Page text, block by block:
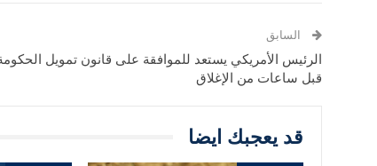
السابق
الرئيس الأمريكي يستعد للموافقة على قانون تمويل
قبل ساعات من الإغلاق
قد يعجبك ايضا